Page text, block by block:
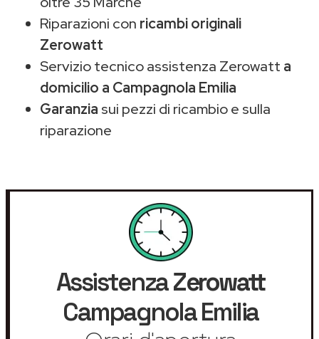
Riparazioni con ricambi originali
Zerowatt
Servizio tecnico assistenza Zerowatt a
domicilio a Campagnola Emilia
Garanzia sui pezzi di ricambio e sulla
riparazione
AssistenzaZerowatt
Campagnola Emilia